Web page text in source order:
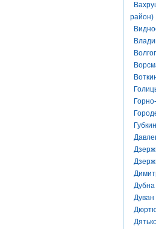
район)
Губкин
Дубна
Дуван